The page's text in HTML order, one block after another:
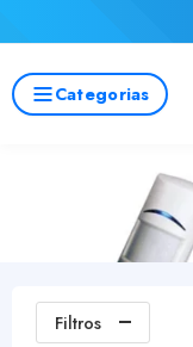
Categorias
Filtros